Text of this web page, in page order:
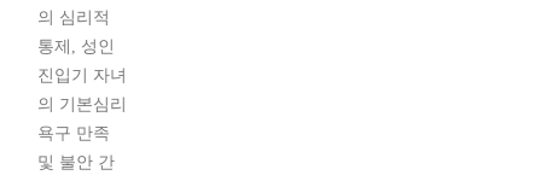
의 심리적
통제, 성인
진입기 자녀
의 기본심리
욕구 만족
및 불안 간